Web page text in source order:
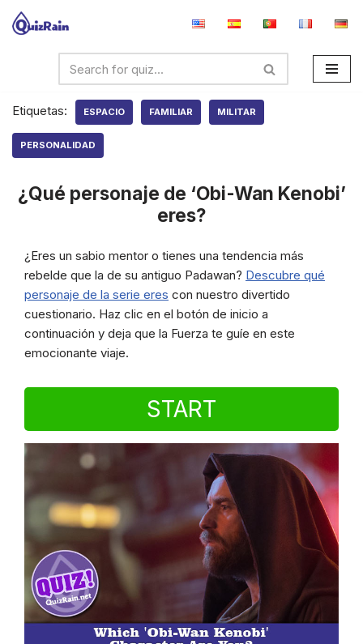
contenido
Etiquetas:
ESPACIO FAMILIAR MILITAR
PERSONALIDAD
¿Qué personaje de ‘Obi-Wan Kenobi’
eres?
¿Eres un sabio mentor o tienes una tendencia más
rebelde que la de su antiguo Padawan? Descubre qué
personaje de la serie eres con nuestro divertido
cuestionario. Haz clic en el botón de inicio a
continuación y deja que la Fuerza te guíe en este
emocionante viaje.
START